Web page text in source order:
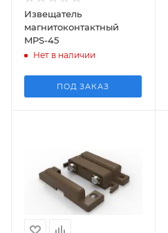
Извещатель
магнитоконтактный
MPS-45
Нет в наличии
ПОД ЗАКАЗ